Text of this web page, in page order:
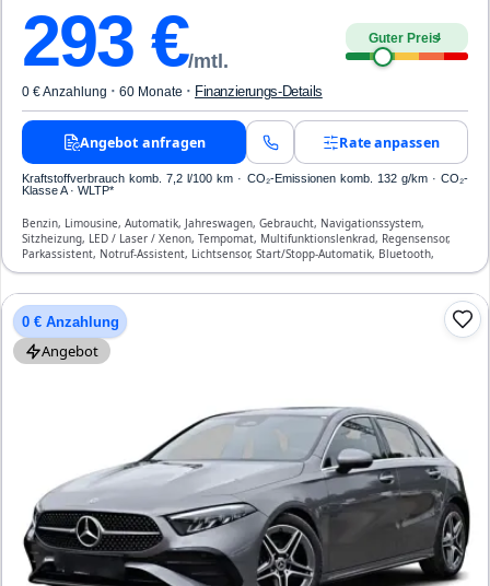
293 €/mtl.
Guter Preis4
0 € Anzahlung · 60 Monate · Finanzierungs-Details
Angebot anfragen Rate anpassen
Kraftstoffverbrauch komb. 7,2 l/100 km · CO₂-Emissionen komb. 132 g/km · CO₂-
Klasse A · WLTP*
Benzin, Limousine, Automatik, Jahreswagen, Gebraucht, Navigationssystem,
Sitzheizung, LED / Laser / Xenon, Tempomat, Multifunktionslenkrad, Regensensor,
Parkassistent, Notruf-Assistent, Lichtsensor, Start/Stopp-Automatik, Bluetooth,
Freisprecheinrichtung, Verkehrszeichen-Erkennung, ESP, ABS, Klimatisierung, Front-,
0 € Anzahlung
Angebot